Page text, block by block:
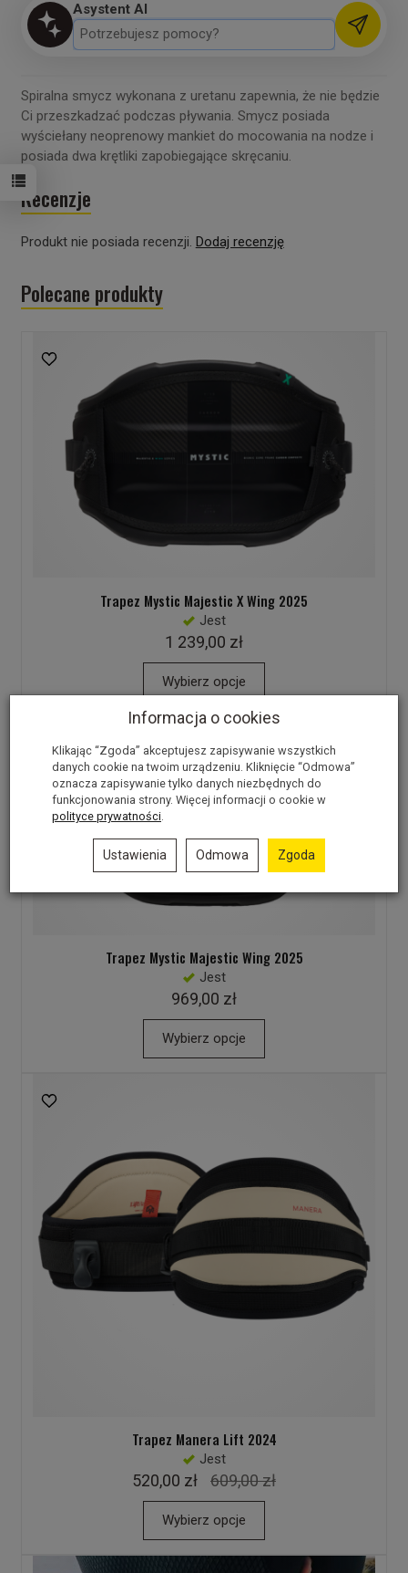
Asystent AI
Spiralna smycz wykonana z uretanu zapewnia, że nie będzie
Ci przeszkadzać podczas pływania. Smycz posiada
wyściełany neoprenowy mankiet do mocowania na nodze i
posiada dwa krętliki zapobiegające skręcaniu.
Recenzje
Produkt nie posiada recenzji. Dodaj recenzję
Polecane produkty
Trapez Mystic Majestic X Wing 2025
Jest
1 239,00 zł
Wybierz opcje
Trapez Mystic Majestic Wing 2025
Jest
969,00 zł
Wybierz opcje
Trapez Manera Lift 2024
Jest
520,00 zł 609,00 zł
Wybierz opcje
Informacja o cookies
Klikając “Zgoda” akceptujesz zapisywanie wszystkich
danych cookie na twoim urządzeniu. Kliknięcie “Odmowa”
oznacza zapisywanie tylko danych niezbędnych do
funkcjonowania strony. Więcej informacji o cookie w
polityce prywatności.
Ustawienia Odmowa Zgoda